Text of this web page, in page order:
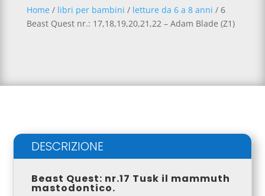
(Z1)
quantità
v
e
Home / libri per bambini / letture da 6 a 8 anni / 6
Beast Quest nr.: 17,18,19,20,21,22 – Adam Blade (Z1)
DESCRIZIONE
Beast Quest: nr.17 Tusk il mammuth
mastodontico.